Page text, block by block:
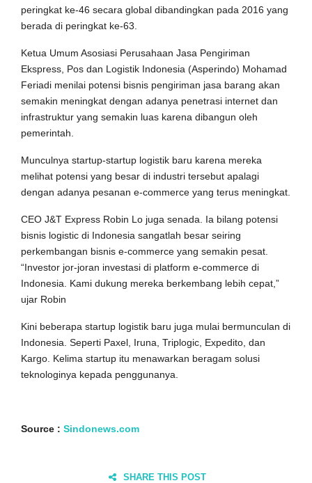
peringkat ke-46 secara global dibandingkan pada 2016 yang
berada di peringkat ke-63.
Ketua Umum Asosiasi Perusahaan Jasa Pengiriman
Ekspress, Pos dan Logistik Indonesia (Asperindo) Mohamad
Feriadi menilai potensi bisnis pengiriman jasa barang akan
semakin meningkat dengan adanya penetrasi internet dan
infrastruktur yang semakin luas karena dibangun oleh
pemerintah.
Munculnya startup-startup logistik baru karena mereka
melihat potensi yang besar di industri tersebut apalagi
dengan adanya pesanan e-commerce yang terus meningkat.
CEO J&T Express Robin Lo juga senada. Ia bilang potensi
bisnis logistic di Indonesia sangatlah besar seiring
perkembangan bisnis e-commerce yang semakin pesat.
“Investor jor-joran investasi di platform e-commerce di
Indonesia. Kami dukung mereka berkembang lebih cepat,”
ujar Robin
Kini beberapa startup logistik baru juga mulai bermunculan di
Indonesia. Seperti Paxel, Iruna, Triplogic, Expedito, dan
Kargo. Kelima startup itu menawarkan beragam solusi
teknologinya kepada penggunanya.
Source : Sindonews.com
SHARE THIS POST